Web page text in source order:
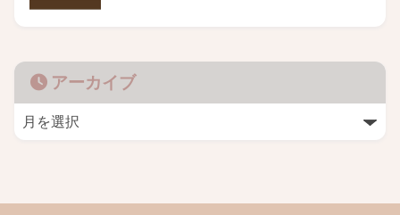
アーカイブ